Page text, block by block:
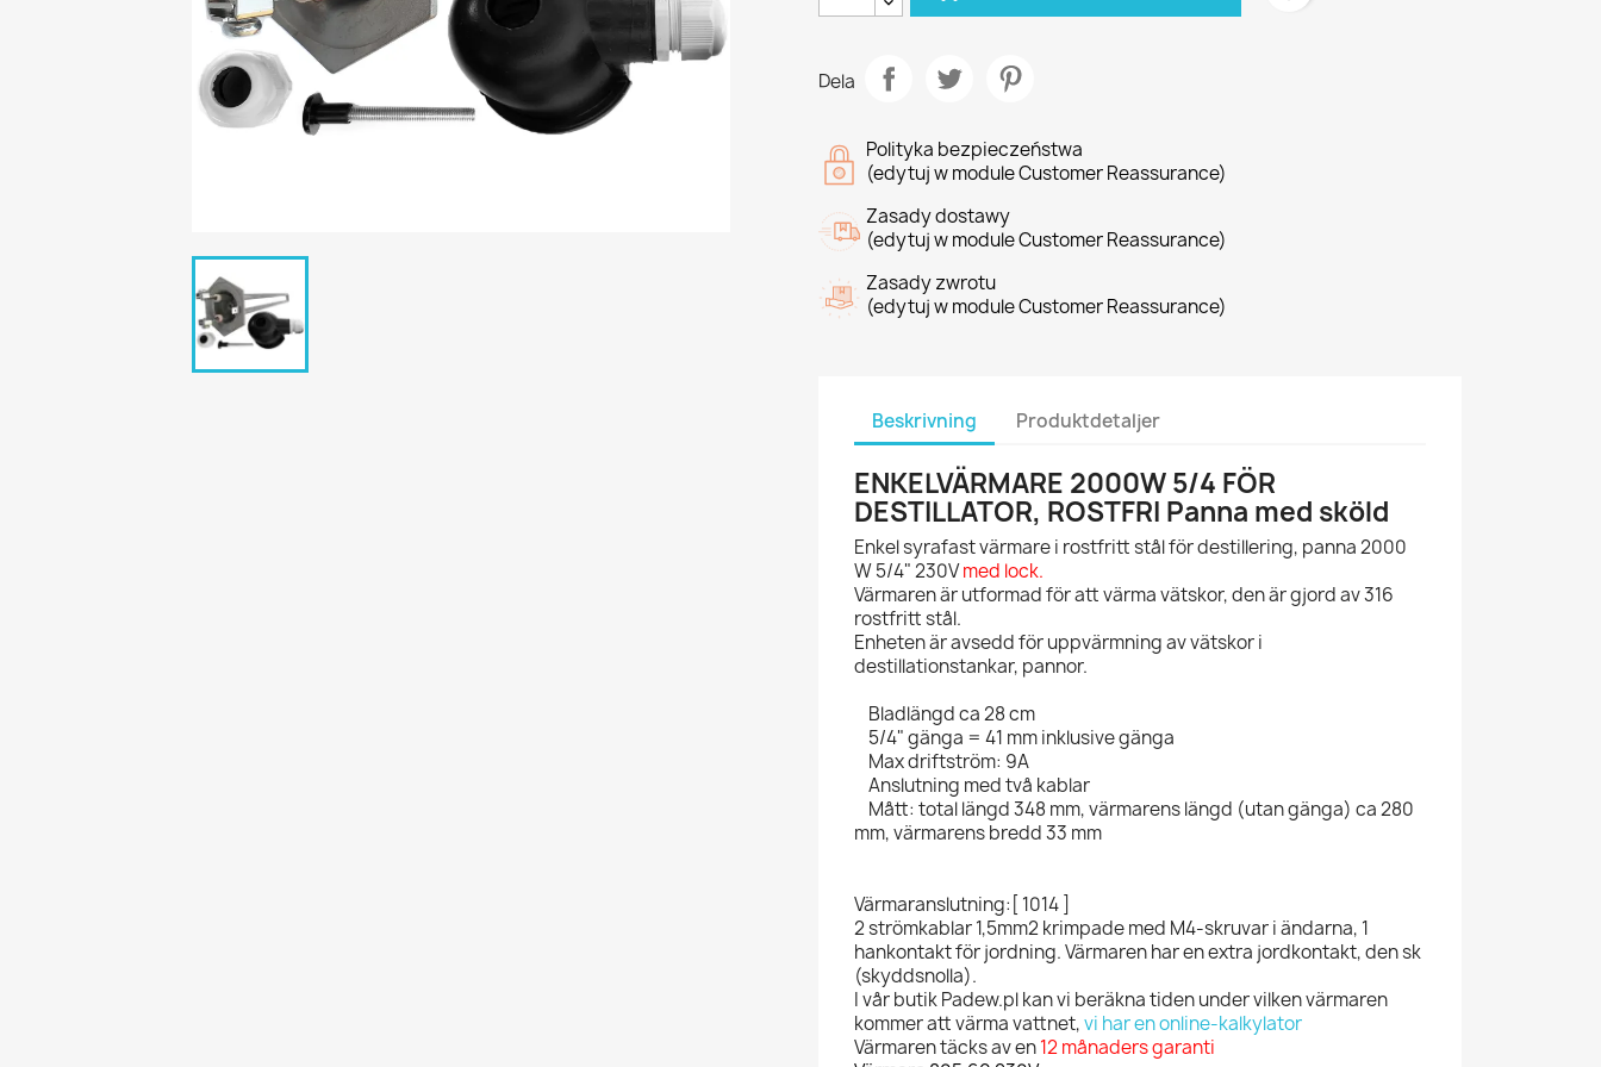
Dela
Polityka bezpieczeństwa
(edytuj w module Customer Reassurance)
Zasady dostawy
(edytuj w module Customer Reassurance)
Zasady zwrotu
(edytuj w module Customer Reassurance)
Beskrivning Produktdetaljer
ENKELVÄRMARE 2000W 5/4 FÖR
DESTILLATOR, ROSTFRI Panna med sköld
Enkel syrafast värmare i rostfritt stål för destillering, panna 2000
W 5/4" 230Vmed lock.
Värmaren är utformad för att värma vätskor, den är gjord av 316
rostfritt stål.
Enheten är avsedd för uppvärmning av vätskor i
destillationstankar, pannor.
Bladlängd ca 28 cm
5/4" gänga = 41 mm inklusive gänga
Max driftström: 9A
Anslutning med två kablar
Mått: total längd 348 mm, värmarens längd (utan gänga) ca 280
mm, värmarens bredd 33 mm
Värmaranslutning:[ 1014 ]
2 strömkablar 1,5mm2 krimpade med M4-skruvar i ändarna, 1
hankontakt för jordning. Värmaren har en extra jordkontakt, den sk
(skyddsnolla).
I vår butik Padew.pl kan vi beräkna tiden under vilken värmaren
kommer att värma vattnet,vi har en online-kalkylator
Värmaren täcks av en12 månaders garanti